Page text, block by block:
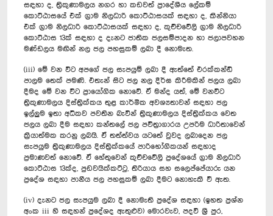
සඳහා ද, ත්‍රිකුණාමලය නගර හා කඩවත් ප්‍රාදේශීය ලේකම්
කොට්ඨාසයේ එක් ග්‍රාම නිලධාරි කොට්ඨාසයක් සඳහා ද, කින්නියා
එක් ග්‍රාම නිලධාරි කොට්ඨාසයක් සඳහා ද, කුච්චවේලි ග්‍රාම නිලධාරි
කොට්ඨාස 13ක් සඳහා ද දැනට ජාතික ජලසම්පාදන හා ජලාපවහන
මණ්ඩලය මඟින් නල ජල පහසුකම් ලබා දී නොමැත.
(iii) මේ වන විට අපගේ ජල සැපයුම් ලබා දී ඇත්තේ එරක්කන්ඩි
පාලම තෙක් පමණි. එතැන් සිට ජල නල දීර්ඝ කිරීමකින් ජලය ලබා
දීමද මේ වන විට ප්‍රායෝගික නොවේ. ඒ මන්ද යත්, මේ වනවිට
ත්‍රිකුණාමලය දිස්ත්‍රික්කය තුළ කාර්මික අවශ්‍යතාවන් සඳහා ජල
ඉල්ලුම ඉතා අධිකව පවතින බැවින් ත්‍රිකුණාමලය දිස්ත්‍රික්කය වෙත
ජලය ලබා දීම සඳහා කන්තලේ ජල පවිත්‍රාගාරය උපරිම ධාරිතාවෙන්
ක්‍රියාත්මක කරනු ලබයි. ඒ තත්ත්වය යටතේ වුවද ලබාදෙන ජල
සැපයුම ත්‍රිකුණාමලය දිස්ත්‍රික්කයේ පාරිභෝගිකයන් සඳහාද
ප්‍රමාණවත් නොවේ. ඒ හේතුවෙන් කුච්චවේලි ප්‍රදේශයේ ග්‍රාම නිලධාරි
කොට්ඨාස 13ක්ද, පුඩවයික්කට්ටු, තිරියාය සහ සලෙප්පේයාරු යන
ප්‍රදේශ සඳහා පානීය ජල පහසුකම් ලබා දීමට නොහැකි වී ඇත.
(iv) දැනට ජල සැපයුම ලබා දී නොමැති ප්‍රදේශ සඳහා (ඉහත ප්‍රශ්න
අංක iii හි සඳහන් ප්‍රදේශද ඇතුළුව) මොරවැව, පදවි ශ්‍රී පුර,